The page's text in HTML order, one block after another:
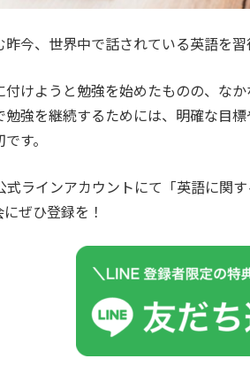
今、世界中で話されている英語を習
けようと勉強を始めたものの、な
強を継続するためには、明確な目
す。
式ラインアカウントにて「英語に関
ぜひ登録を！